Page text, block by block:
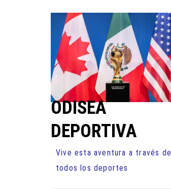
ODISEA
DEPORTIVA
Vive esta aventura a través de
todos los deportes